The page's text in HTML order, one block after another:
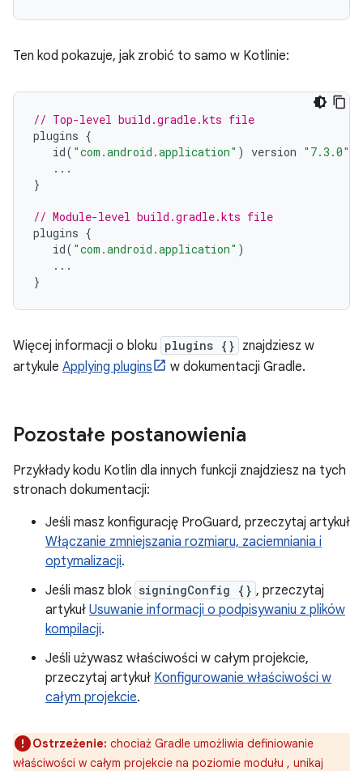
Ten kod pokazuje, jak zrobić to samo w Kotlinie:
// Top-level build.gradle.kts file
plugins {
id( "com.android.application" ) version "7.3.0"
...
}
// Module-level build.gradle.kts file
plugins {
id( "com.android.application" )
...
}
Więcej informacji o bloku plugins {} znajdziesz w
artykule Applying plugins w dokumentacji Gradle.
Pozostałe postanowienia
Przykłady kodu Kotlin dla innych funkcji znajdziesz na tych
stronach dokumentacji:
Jeśli masz konfigurację ProGuard, przeczytaj artykuł
Włączanie zmniejszania rozmiaru, zaciemniania i
optymalizacji.
Jeśli masz blok signingConfig {} , przeczytaj
artykuł Usuwanie informacji o podpisywaniu z plików
kompilacji.
Jeśli używasz właściwości w całym projekcie,
przeczytaj artykuł Konfigurowanie właściwości w
całym projekcie.
Ostrzeżenie: chociaż Gradle umożliwia definiowanie
właściwości w całym projekcie na poziomie modułu , unikaj